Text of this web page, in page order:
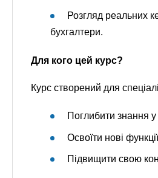
Розгляд реальних
бухгалтери.
Для кого цей курс?
Курс створений для
Поглибити знання у
Освоїти нові
Підвищити свою